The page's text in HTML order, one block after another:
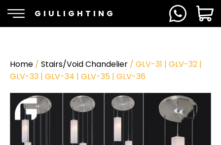
GIULIGHTING
Home / Stairs/Void Chandelier / GLV-31 | GLV-32 |
GLV-33 | GLV-34 | GLV-35 | GLV-36